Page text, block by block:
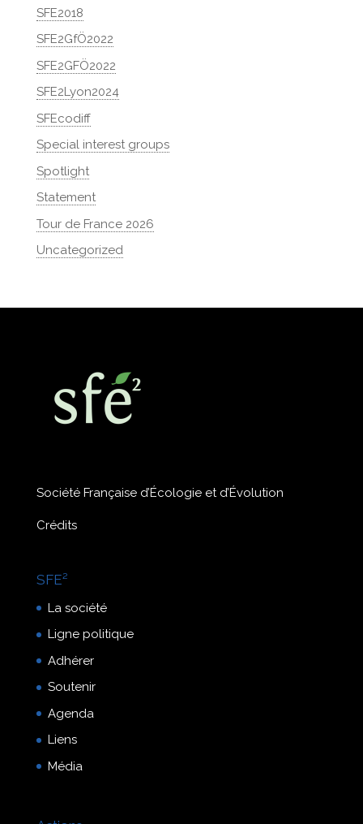
SFE2018
SFE2GfÖ2022
SFE2GFÖ2022
SFE2Lyon2024
SFEcodiff
Special interest groups
Spotlight
Statement
Tour de France 2026
Uncategorized
Société Française d’Écologie et d’Évolution
Crédits
SFE²
La société
Ligne politique
Adhérer
Soutenir
Agenda
Liens
Média